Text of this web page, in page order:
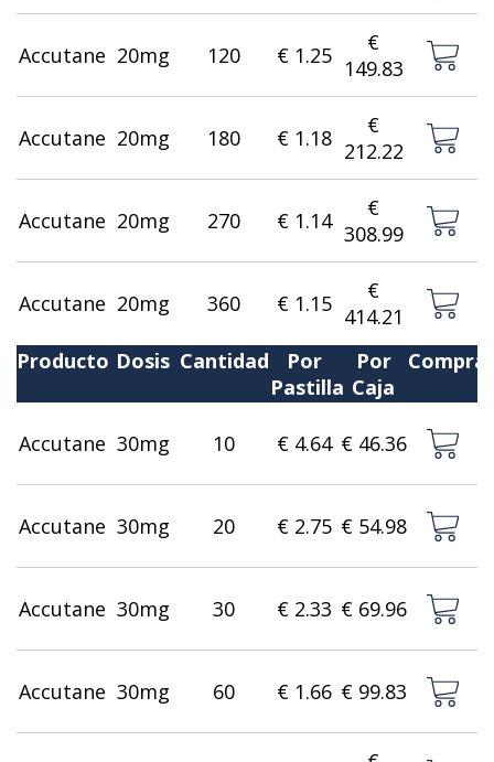
Accutane 20mg 120 € 1.25
€
149.83
Accutane 20mg 180 € 1.18
€
212.22
Accutane 20mg 270 € 1.14
€
308.99
Accutane 20mg 360 € 1.15
€
414.21
Producto Dosis Cantidad
Por
Pastilla
Por
Caja
Accutane 30mg 10 € 4.64 € 46.36
Accutane 30mg 20 € 2.75 € 54.98
Accutane 30mg 30 € 2.33 € 69.96
Accutane 30mg 60 € 1.66 € 99.83